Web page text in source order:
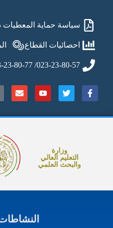
سياسة حماية المعطيات
احصائيات القطاع
023-23-80-57/ 023-23-80-77
وزارة
التعليم العالي
والبحث العلمي
النشاطات